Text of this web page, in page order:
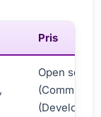
Pris
Open
(Developer,